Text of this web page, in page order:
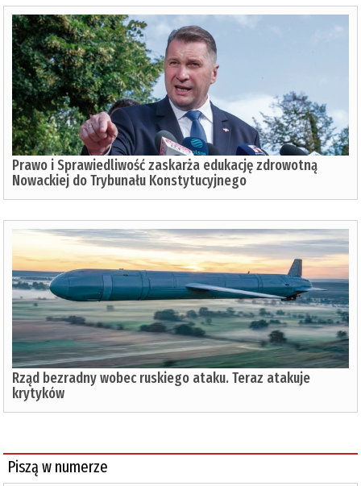
Prawo i Sprawiedliwość zaskarża edukację zdrowotną
Nowackiej do Trybunału Konstytucyjnego
Rząd bezradny wobec ruskiego ataku. Teraz atakuje
krytyków
Piszą w numerze